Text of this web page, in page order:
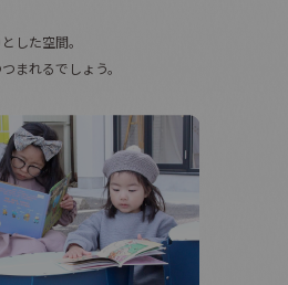
した空間。
まれるでしょう。